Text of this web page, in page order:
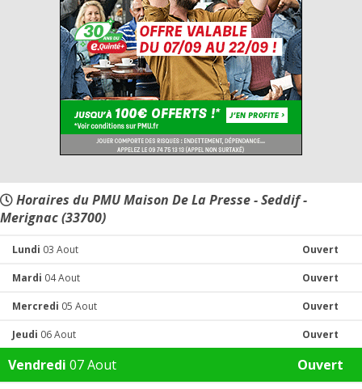
Horaires du PMU Maison De La Presse - Seddif -
Merignac (33700)
Lundi 03 Aout Ouvert
Mardi 04 Aout Ouvert
Mercredi 05 Aout Ouvert
Jeudi 06 Aout Ouvert
Vendredi 07 Aout Ouvert